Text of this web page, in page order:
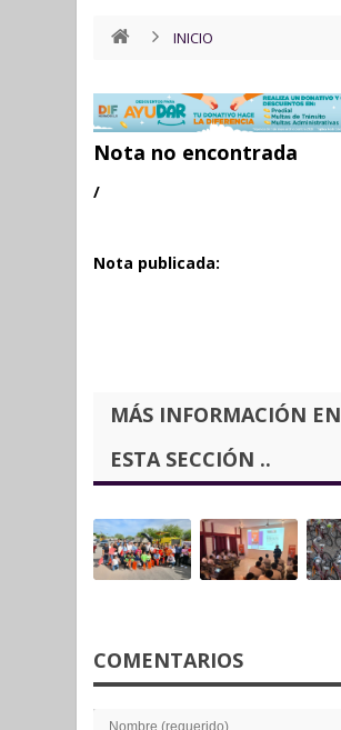
INICIO
Nota no encontrada
/
Nota publicada:
MÁS INFORMACIÓN EN
ESTA SECCIÓN ..
COMENTARIOS